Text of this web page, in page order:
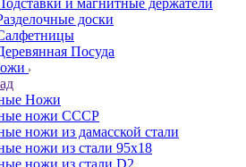
и магнитные держатели
доски
Посуда
Ножи
ножи СССР
ножи из дамасской стали
ножи из стали 95х18
ножи из стали D2